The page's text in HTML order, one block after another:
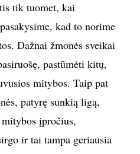
funkcijoms, taip pat ir
maisto produktą, tai
pamirštamas, nors
Burokėliaigerina odos
veikia hormoninę
duoti visiems,